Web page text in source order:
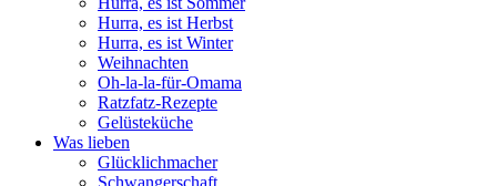
Hurra, es ist Herbst
Hurra, es ist Winter
Weihnachten
Oh-la-la-für-Omama
Ratzfatz-Rezepte
Gelüsteküche
Was lieben
Glücklichmacher
Schwangerschaft